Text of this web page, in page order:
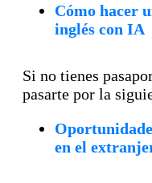
Cómo hacer
inglés con IA
Si no tienes
pasarte por la
en el